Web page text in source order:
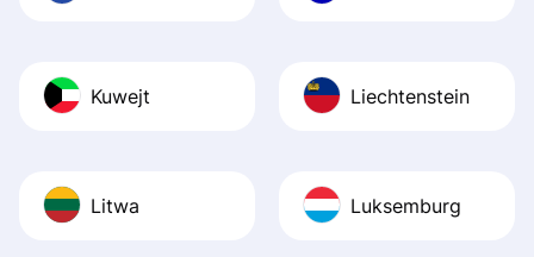
Kuwejt Liechtenstein
Litwa Luksemburg